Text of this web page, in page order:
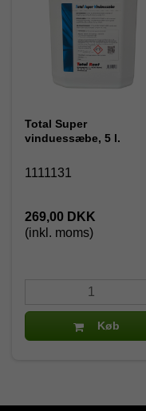
Total Super
vinduessæbe, 5 l.
1111131
269,00 DKK
(inkl. moms)
Køb